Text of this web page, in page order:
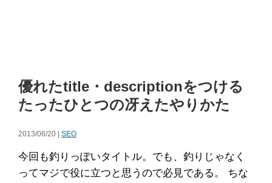
優れたtitle・descriptionをつける
たったひとつの冴えたやりかた
2013/06/20 | SEO
今回も釣りっぽいタイトル。でも、釣りじゃなく
ってマジで役に立つと思うので必見である。 ちな